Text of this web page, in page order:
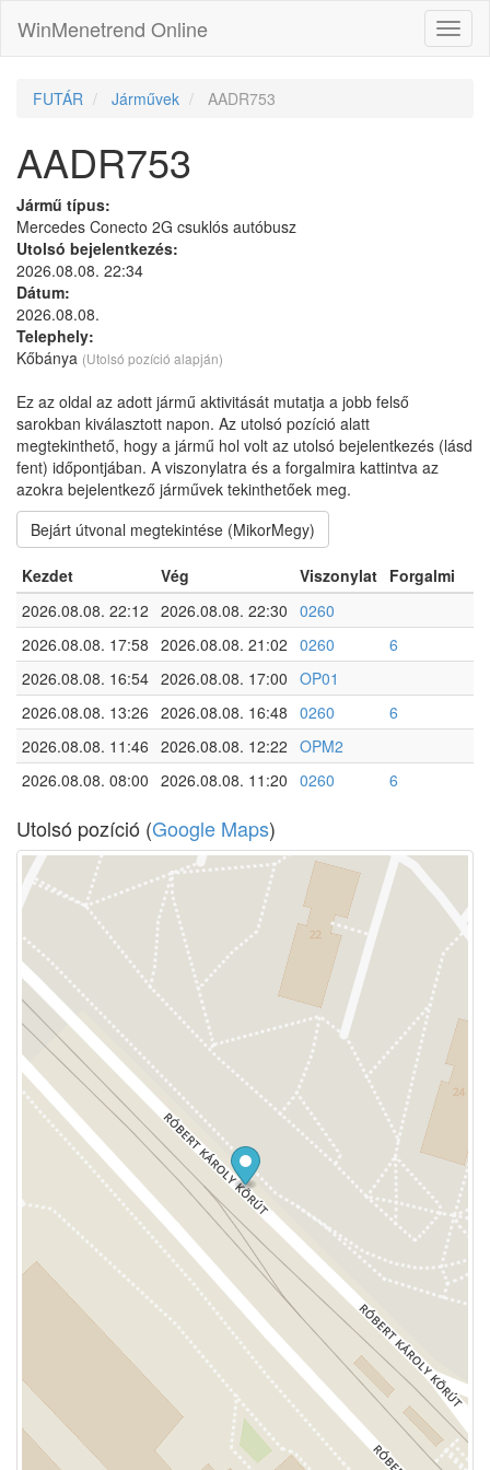
WinMenetrend Online
FUTÁR Járművek AADR753
AADR753
Jármű típus:
Mercedes Conecto 2G csuklós autóbusz
Utolsó bejelentkezés:
2026.08.08. 22:34
Dátum:
2026.08.08.
Telephely:
Kőbánya (Utolsó pozíció alapján)
Ez az oldal az adott jármű aktivitását mutatja a jobb felső
sarokban kiválasztott napon. Az utolsó pozíció alatt
megtekinthető, hogy a jármű hol volt az utolsó bejelentkezés (lásd
fent) időpontjában. A viszonylatra és a forgalmira kattintva az
azokra bejelentkező járművek tekinthetőek meg.
Bejárt útvonal megtekintése (MikorMegy)
Kezdet Vég Viszonylat Forgalmi
2026.08.08. 22:12 2026.08.08. 22:30 0260
2026.08.08. 17:58 2026.08.08. 21:02 0260
6
2026.08.08. 16:54 2026.08.08. 17:00 OP01
2026.08.08. 13:26 2026.08.08. 16:48 0260
6
2026.08.08. 11:46 2026.08.08. 12:22 OPM2
2026.08.08. 08:00 2026.08.08. 11:20 0260 6
Utolsó pozíció (Google Maps)